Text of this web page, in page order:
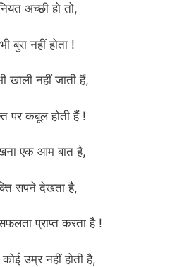
अच्छी हो तो,
बुरा नहीं होता !
खाली नहीं जाती हैं,
पर कबूल होती हैं !
एक आम बात है,
सपने देखता है,
प्राप्त करता है !
उम्र नहीं होती है,